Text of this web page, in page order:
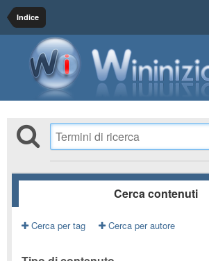
Indice
Cerca contenuti
Cerca per tag Cerca per autore